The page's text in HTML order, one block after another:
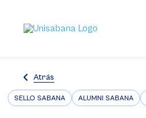
contenido
principal
Atrás
SELLO SABANA ALUMNI SABANA